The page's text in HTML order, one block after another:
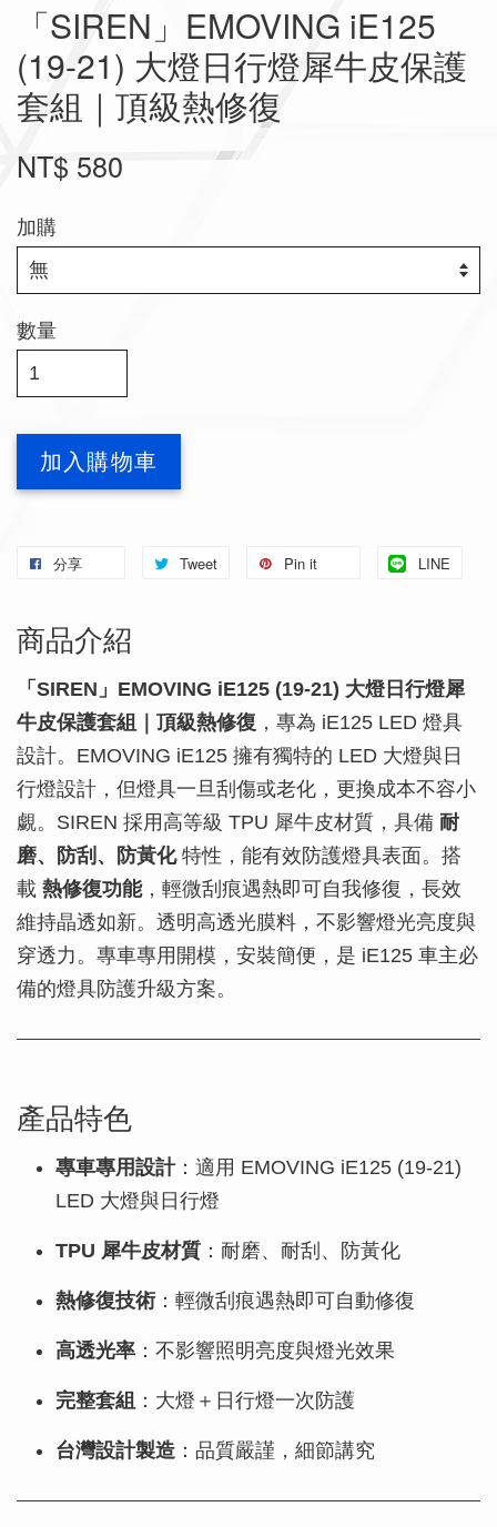
「SIREN」EMOVING iE125
(19-21) 大燈日行燈犀牛皮保護
套組｜頂級熱修復
NT$ 580
加購
數量
加入購物車
分享 Tweet Pin it LINE
商品介紹
「SIREN」EMOVING iE125 (19-21) 大燈日行燈犀
牛皮保護套組｜頂級熱修復 ，專為 iE125 LED 燈具
設計。EMOVING iE125 擁有獨特的 LED 大燈與日
行燈設計，但燈具一旦刮傷或老化，更換成本不容小
覷。SIREN 採用高等級 TPU 犀牛皮材質，具備 耐
磨、防刮、防黃化特性，能有效防護燈具表面。搭
載 熱修復功能，輕微刮痕遇熱即可自我修復，長效
維持晶透如新。透明高透光膜料，不影響燈光亮度與
穿透力。專車專用開模，安裝簡便，是 iE125 車主必
備的燈具防護升級方案。
產品特色
專車專用設計：適用 EMOVING iE125 (19-21)
LED 大燈與日行燈
TPU 犀牛皮材質 ：耐磨、耐刮、防黃化
熱修復技術：輕微刮痕遇熱即可自動修復
高透光率 ：不影響照明亮度與燈光效果
完整套組 ：大燈＋日行燈一次防護
台灣設計製造 ：品質嚴謹，細節講究